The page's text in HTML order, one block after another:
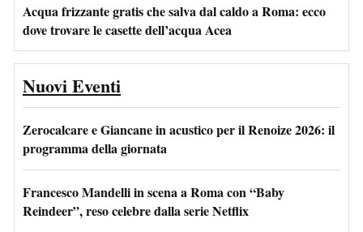
Acqua frizzante gratis che salva dal caldo a Roma: ecco
dove trovare le casette dell’acqua Acea
Nuovi Eventi
Zerocalcare e Giancane in acustico per il Renoize 2026: il
programma della giornata
Francesco Mandelli in scena a Roma con “Baby
Reindeer”, reso celebre dalla serie Netflix